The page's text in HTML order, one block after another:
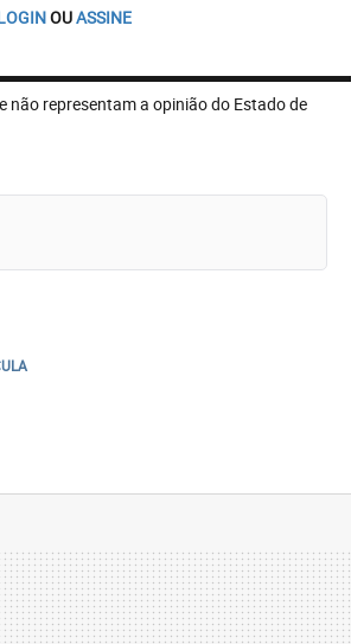
OUASSINE
não representam a opinião do Estado de